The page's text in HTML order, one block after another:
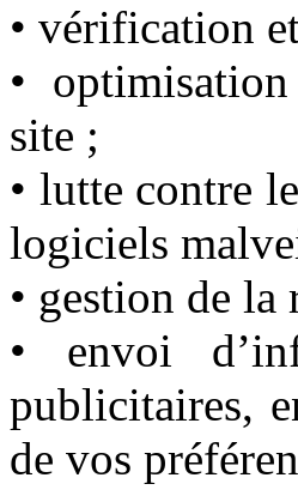
• vérification
•
site ;
• lutte contre
logiciels
• gestion de
• envoi
publicitaires,
de vos